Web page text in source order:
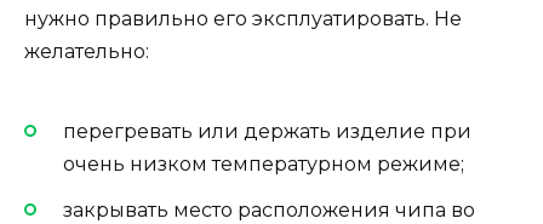
нужно правильно его эксплуатировать. Не
желательно:
перегревать или держать изделие при
очень низком температурном режиме;
закрывать место расположения чипа во